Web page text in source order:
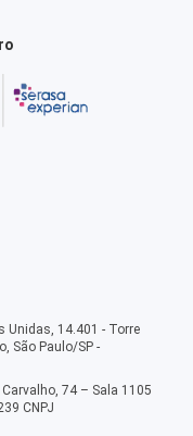
Unidas, 14.401 - Torre
São Paulo/SP -
74 – Sala 1105
CNPJ